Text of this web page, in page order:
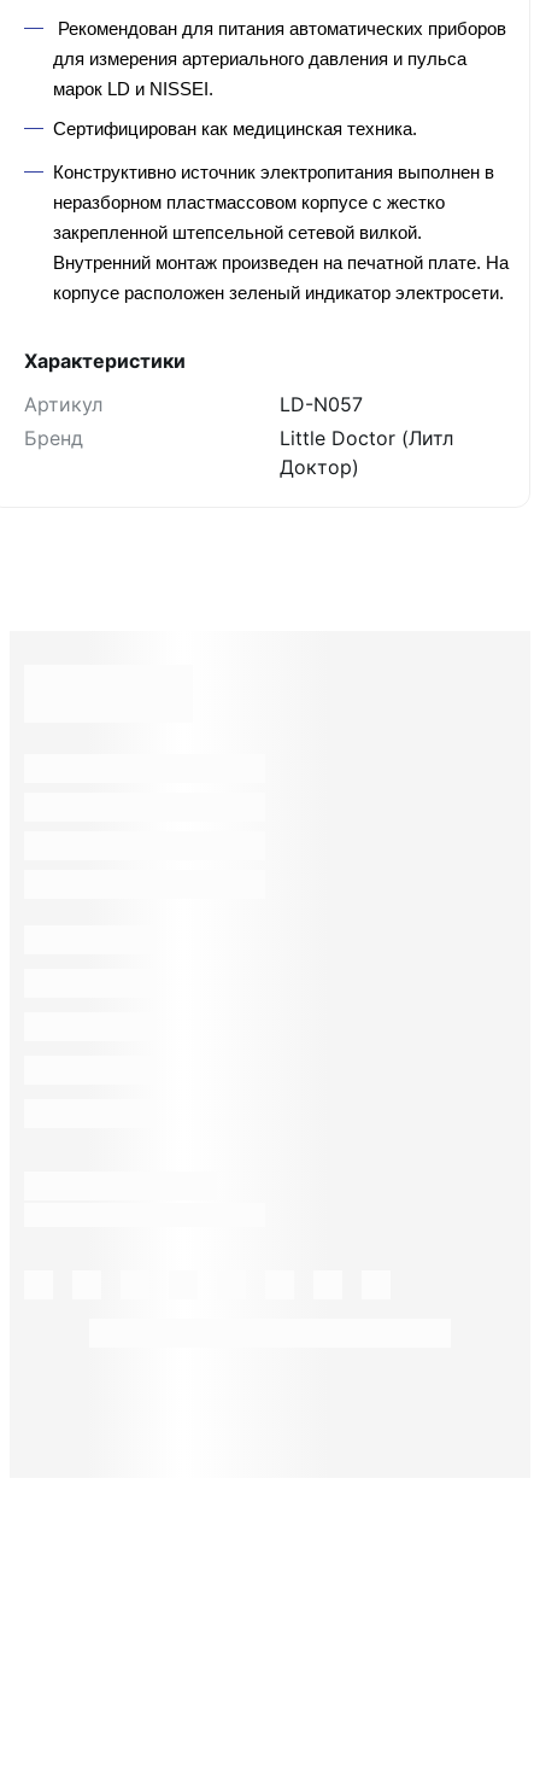
Рекомендован для питания автоматических приборов
для измерения артериального давления и пульса
марок LD и NISSEI.
Сертифицирован как медицинская техника.
Конструктивно источник электропитания выполнен в
неразборном пластмассовом корпусе с жестко
закрепленной штепсельной сетевой вилкой.
Внутренний монтаж произведен на печатной плате. На
корпусе расположен зеленый индикатор электросети.
Характеристики
Артикул
LD-N057
Бренд
Little Doctor (Литл
Доктор)